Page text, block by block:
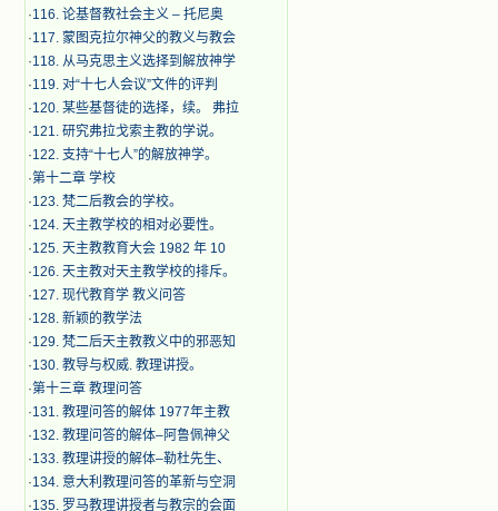
·116. 论基督教社会主义 – 托尼奥
·117. 蒙图克拉尔神父的教义与教会
·118. 从马克思主义选择到解放神学
·119. 对“十七人会议”文件的评判
·120. 某些基督徒的选择，续。 弗拉
·121. 研究弗拉戈索主教的学说。
·122. 支持“十七人”的解放神学。
·第十二章 学校
·123. 梵二后教会的学校。
·124. 天主教学校的相对必要性。
·125. 天主教教育大会 1982 年 10
·126. 天主教对天主教学校的排斥。
·127. 现代教育学 教义问答
·128. 新颖的教学法
·129. 梵二后天主教教义中的邪恶知
·130. 教导与权威. 教理讲授。
·第十三章 教理问答
·131. 教理问答的解体 1977年主教
·132. 教理问答的解体–阿鲁佩神父
·133. 教理讲授的解体–勒杜先生、
·134. 意大利教理问答的革新与空洞
·135. 罗马教理讲授者与教宗的会面